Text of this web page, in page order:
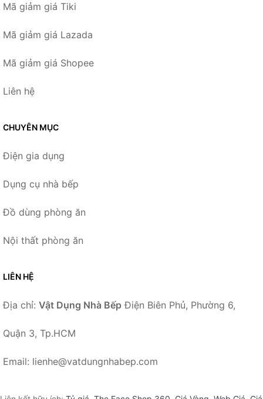
Mã giảm giá Tiki
Mã giảm giá Lazada
Mã giảm giá Shopee
Liên hệ
CHUYÊN MỤC
Điện gia dụng
Dụng cụ nhà bếp
Đồ dùng phòng ăn
Nội thất phòng ăn
LIÊN HỆ
Địa chỉ: Vật Dụng Nhà Bếp Điện Biên Phủ, Phường 6,
Quận 3, Tp.HCM
Email: lienhe@vatdungnhabep.com